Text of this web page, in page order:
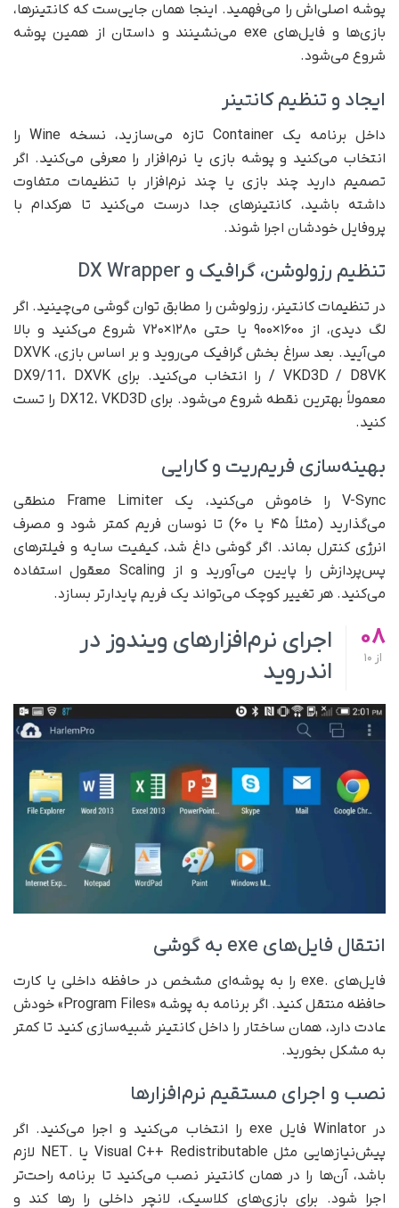
پوشه اصلی‌اش را می‌فهمید. اینجا همان جایی‌ست که کانتینرها،
بازی‌ها و فایل‌های exe می‌نشینند و داستان از همین پوشه
شروع می‌شود.
ایجاد و تنظیم کانتینر
داخل برنامه یک Container تازه می‌سازید، نسخه Wine را
انتخاب می‌کنید و پوشه بازی یا نرم‌افزار را معرفی می‌کنید. اگر
تصمیم دارید چند بازی یا چند نرم‌افزار با تنظیمات متفاوت
داشته باشید، کانتینرهای جدا درست می‌کنید تا هرکدام با
پروفایل خودشان اجرا شوند.
تنظیم رزولوشن، گرافیک و DX Wrapper
در تنظیمات کانتینر، رزولوشن را مطابق توان گوشی می‌چینید. اگر
لگ دیدی، از ۱۶۰۰×۹۰۰ یا حتی ۱۲۸۰×۷۲۰ شروع می‌کنید و بالا
می‌آیید. بعد سراغ بخش گرافیک می‌روید و بر اساس بازی، DXVK
/ VKD3D / D8VK را انتخاب می‌کنید. برای DX9/11، DXVK
معمولاً بهترین نقطه شروع می‌شود. برای DX12، VKD3D را تست
کنید.
بهینه‌سازی فریم‌ریت و کارایی
V-Sync را خاموش می‌کنید، یک Frame Limiter منطقی
می‌گذارید (مثلاً ۴۵ یا ۶۰) تا نوسان فریم کمتر شود و مصرف
انرژی کنترل بماند. اگر گوشی داغ شد، کیفیت سایه و فیلترهای
پس‌پردازش را پایین می‌آورید و از Scaling معقول استفاده
می‌کنید. هر تغییر کوچک می‌تواند یک فریم پایدارتر بسازد.
08
از
اجرای نرم‌افزارهای ویندوز در
اندروید
انتقال فایل‌های exe به گوشی
فایل‌های .exe را به پوشه‌ای مشخص در حافظه داخلی یا کارت
حافظه منتقل کنید. اگر برنامه به پوشه «Program Files» خودش
عادت دارد، همان ساختار را داخل کانتینر شبیه‌سازی کنید تا کمتر
به مشکل بخورید.
نصب و اجرای مستقیم نرم‌افزارها
در Winlator فایل exe را انتخاب می‌کنید و اجرا می‌کنید. اگر
پیش‌نیازهایی مثل Visual C++ Redistributable یا .NET لازم
باشد، آن‌ها را در همان کانتینر نصب می‌کنید تا برنامه راحت‌تر
اجرا شود. برای بازی‌های کلاسیک، لانچر داخلی را رها کند و